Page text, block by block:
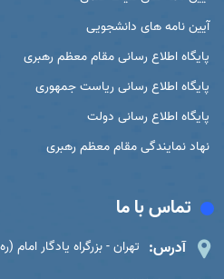
آیین نامه های دانشجویی
پایگاه اطلاع رسانی مقام معظم رهبری
پایگاه اطلاع رسانی ریاست جمهوری
پایگاه اطلاع رسانی دولت
نهاد نمایندگی مقام معظم رهبری
تماس با ما
آدرس: تهران - بزرگراه یادگار